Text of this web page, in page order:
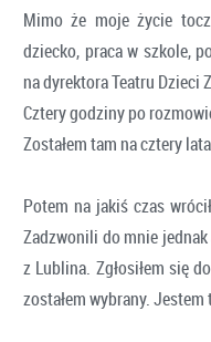
Mimo że moje życie
dziecko, praca w szkole,
na dyrektora Teatru Dzieci
Cztery godziny po
Zostałem tam na cztery
Potem na jakiś czas
Zadzwonili do mnie
z Lublina. Zgłosiłem się
zostałem wybrany.